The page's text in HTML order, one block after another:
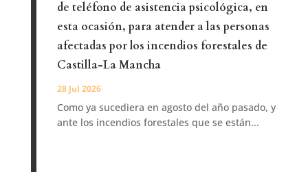
de teléfono de asistencia psicológica, en
esta ocasión, para atender a las personas
afectadas por los incendios forestales de
Castilla-La Mancha
28 Jul 2026
Como ya sucediera en agosto del año pasado, y
ante los incendios forestales que se están...